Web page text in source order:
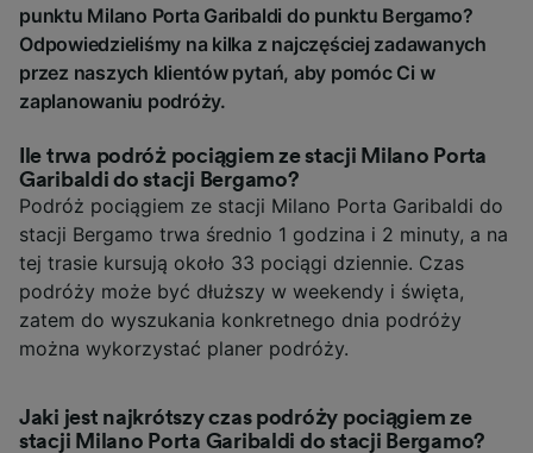
punktu Milano Porta Garibaldi do punktu Bergamo?
Odpowiedzieliśmy na kilka z najczęściej zadawanych
przez naszych klientów pytań, aby pomóc Ci w
zaplanowaniu podróży.
Ile trwa podróż pociągiem ze stacji Milano Porta
Garibaldi do stacji Bergamo?
Podróż pociągiem ze stacji Milano Porta Garibaldi do
stacji Bergamo trwa średnio 1 godzina i 2 minuty, a na
tej trasie kursują około 33 pociągi dziennie. Czas
podróży może być dłuższy w weekendy i święta,
zatem do wyszukania konkretnego dnia podróży
można wykorzystać planer podróży.
Jaki jest najkrótszy czas podróży pociągiem ze
stacji Milano Porta Garibaldi do stacji Bergamo?